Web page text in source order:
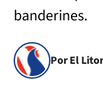
banderines.
Por El